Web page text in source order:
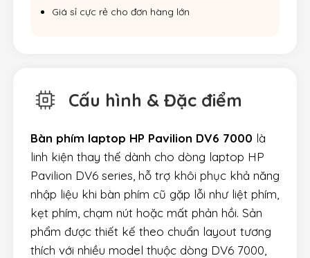
Giá sỉ cực rẻ cho đơn hàng lớn
Cấu hình & Đặc điểm
Bàn phím laptop HP Pavilion DV6 7000 là
linh kiện thay thế dành cho dòng laptop HP
Pavilion DV6 series, hỗ trợ khôi phục khả năng
nhập liệu khi bàn phím cũ gặp lỗi như liệt phím,
kẹt phím, chạm nút hoặc mất phản hồi. Sản
phẩm được thiết kế theo chuẩn layout tương
thích với nhiều model thuộc dòng DV6 7000,